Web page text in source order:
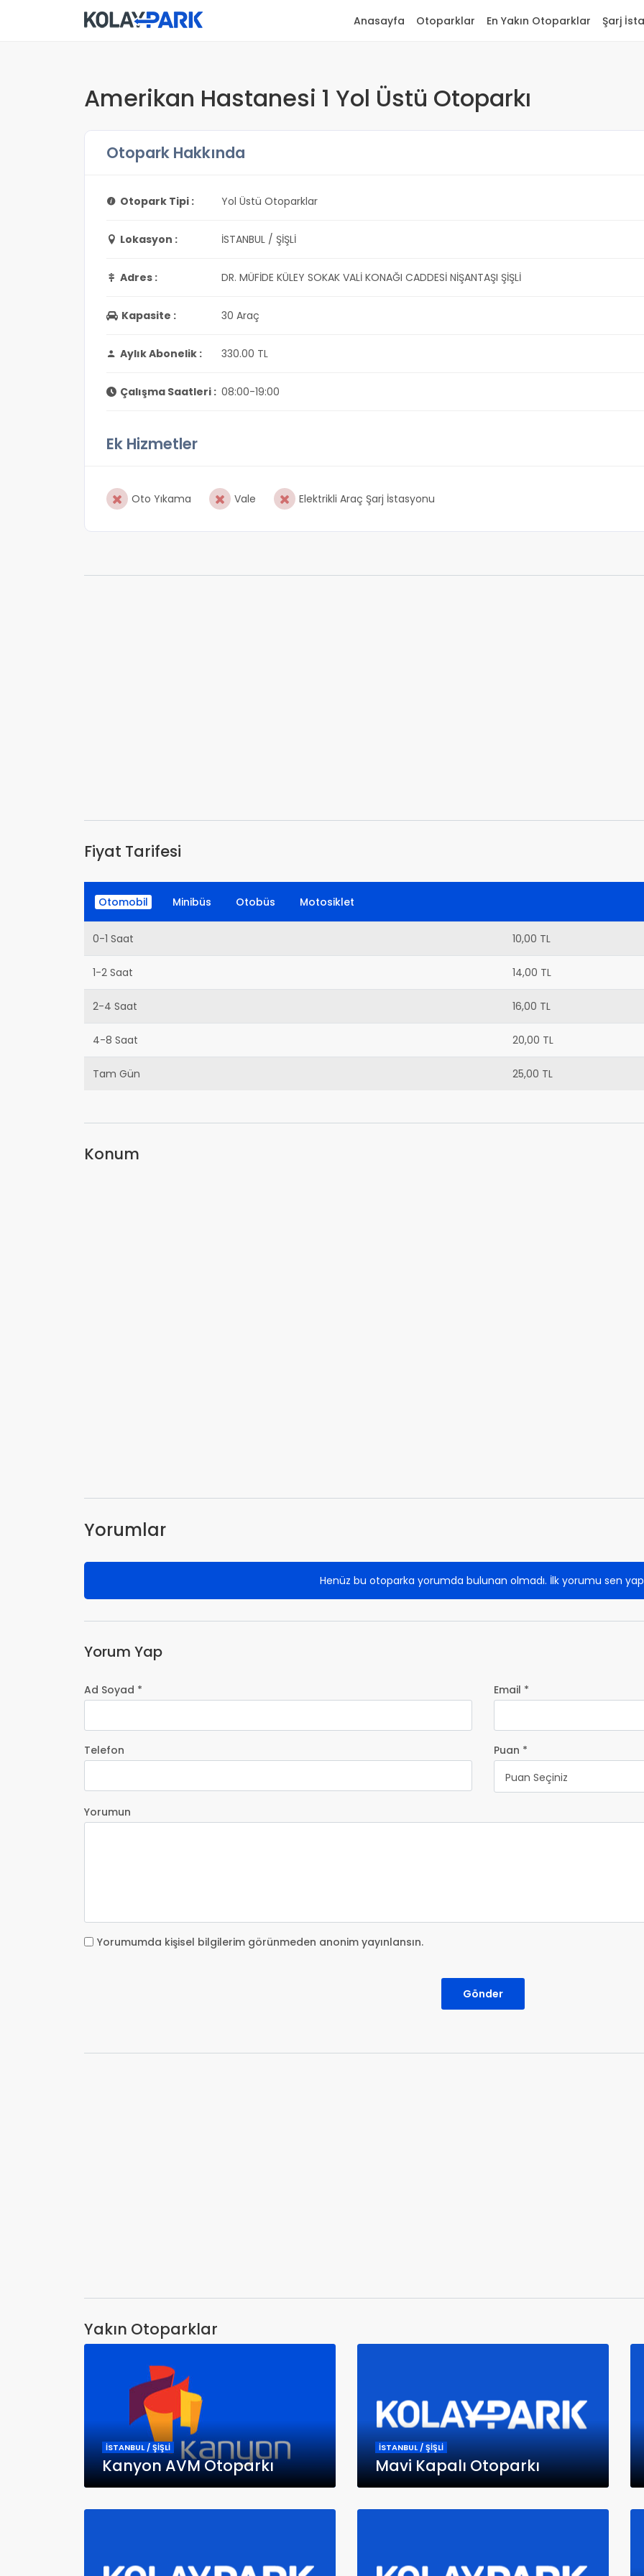
Anasayfa Otoparklar En Yakın Otoparklar Şarj
Amerikan Hastanesi 1 Yol Üstü Otoparkı
Otopark Hakkında
Otopark Tipi : Yol Üstü Otoparklar
Lokasyon : İSTANBUL / ŞİŞLİ
Adres : DR. MÜFİDE KÜLEY SOKAK VALİ KONAĞI CADDESİ NİŞANTAŞI ŞİŞLİ
Kapasite : 30 Araç
Aylık Abonelik : 330.00 TL
Çalışma Saatleri : 08:00-19:00
Ek Hizmetler
Oto Yıkama Vale Elektrikli Araç Şarj İstasyonu
Fiyat Tarifesi
Otomobil Minibüs Otobüs Motosiklet
0-1 Saat 10,00 TL
1-2 Saat 14,00 TL
2-4 Saat 16,00 TL
4-8 Saat 20,00 TL
Tam Gün 25,00 TL
Konum
Yorumlar
Henüz bu otoparka yorumda bulunan olmadı. İlk yorumu sen
Yorum Yap
Ad Soyad * Email *
Telefon
Puan *
Puan Seçiniz
Yorumun
Yorumumda kişisel bilgilerim görünmeden anonim yayınlansın.
Gönder
Yakın Otoparklar
İSTANBUL / ŞİŞLİ
Kanyon AVM Otoparkı
İSTANBUL / ŞİŞLİ
Mavi Kapalı Otoparkı